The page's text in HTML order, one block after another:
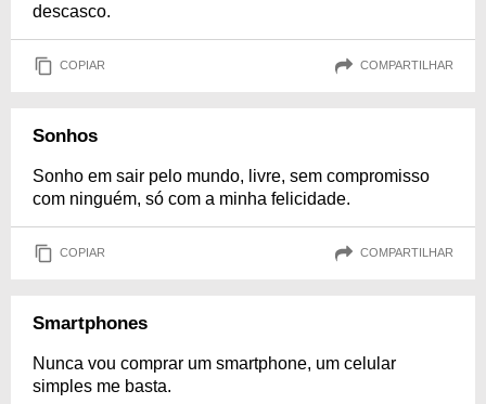
descasco.
COPIAR COMPARTILHAR
Sonhos
Sonho em sair pelo mundo, livre, sem compromisso
com ninguém, só com a minha felicidade.
COPIAR COMPARTILHAR
Smartphones
Nunca vou comprar um smartphone, um celular
simples me basta.